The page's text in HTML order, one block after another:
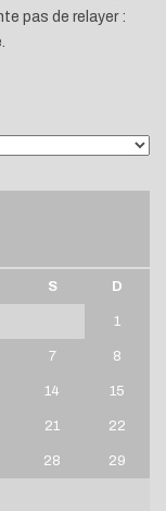
pas de relayer :
S D
1
7 8
14 15
21 22
28 29